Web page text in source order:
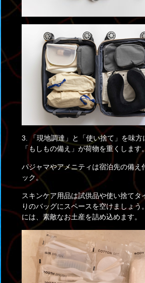
3. 「現地調達」と「使い捨て」を味方
「もしもの備え」が荷物を重くします
パジャマやアメニティは宿泊先の備え
ック。
スキンケア用品は試供品や使い捨てタ
りのバッグにスペースを空けましょう
には、素敵なお土産を詰め込めます。